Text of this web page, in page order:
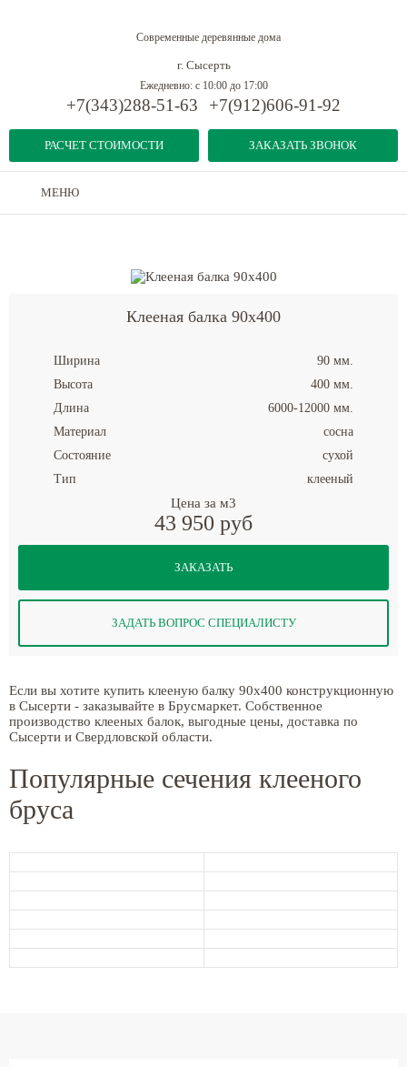
Современные деревянные дома
г. Сысерть
РАСЧЕТ СТОИМОСТИ
Ежедневно: с 10:00 до 17:00
+7(343)288-51-63 +7(912)606-91-92
ЗАКАЗАТЬ ЗВОНОК
МЕНЮ
Клееная балка 90x400
Ширина
90 мм.
Высота
400 мм.
Длина
6000-12000 мм.
Материал
сосна
Состояние
сухой
Тип
клееный
Цена за м3
43 950 руб
ЗАКАЗАТЬ
ЗАДАТЬ ВОПРОС СПЕЦИАЛИСТУ
Если вы хотите купить клееную балку 90x400 конструкционную
в Сысерти - заказывайте в Брусмаркет. Собственное
производство клееных балок, выгодные цены, доставка по
Сысерти и Свердловской области.
Популярные сечения клееного
бруса